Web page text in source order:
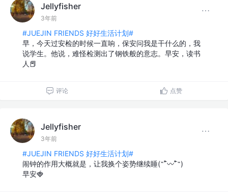
Jellyfisher
3年前
#JUEJIN FRIENDS 好好生活计划#
早，今天过安检的时候一直响，保安问我是干什么的，我
说学生。他说，难怪检测出了钢铁般的意志。早安，读书
人📕
评论 点赞
Jellyfisher
3年前
#JUEJIN FRIENDS 好好生活计划#
闹钟的作用大概就是，让我换个姿势继续睡(˵¯͒〰¯͒˵)
早安🍓